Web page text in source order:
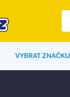
VYBRAT ZNAČKU